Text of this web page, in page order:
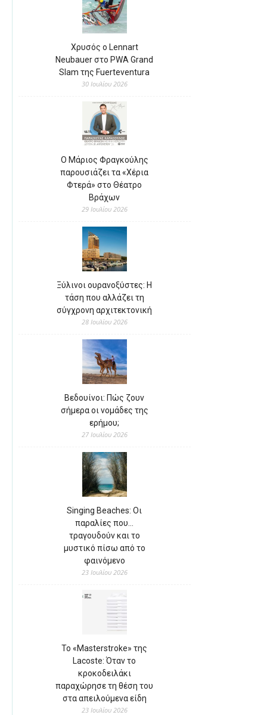
Χρυσός ο Lennart
Neubauer στο PWA Grand
Slam της Fuerteventura
30 Ιουλίου 2026
Ο Μάριος Φραγκούλης
παρουσιάζει τα «Χέρια
Φτερά» στο Θέατρο
Βράχων
29 Ιουλίου 2026
Ξύλινοι ουρανοξύστες: Η
τάση που αλλάζει τη
σύγχρονη αρχιτεκτονική
28 Ιουλίου 2026
Βεδουίνοι: Πώς ζουν
σήμερα οι νομάδες της
ερήμου;
27 Ιουλίου 2026
Singing Beaches: Οι
παραλίες που…
τραγουδούν και το
μυστικό πίσω από το
φαινόμενο
23 Ιουλίου 2026
Το «Masterstroke» της
Lacoste: Όταν το
κροκοδειλάκι
παραχώρησε τη θέση του
στα απειλούμενα είδη
23 Ιουλίου 2026